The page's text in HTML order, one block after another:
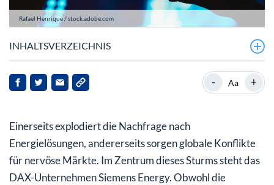
Rafael Henrique / stock.adobe.com
INHALTSVERZEICHNIS
Künstliche Intelligenz und Nahost-Konflikt als massive
Wachstumstreiber für Gasturbinen
Schifffahrt im Nahen Osten
Kursverluste trotz Rekordaufträgen: Wie steht es um
die Siemens Energy Aktie?
- Aa +
Einerseits explodiert die Nachfrage nach
Energielösungen, andererseits sorgen globale Konflikte
für nervöse Märkte. Im Zentrum dieses Sturms steht das
DAX-Unternehmen Siemens Energy. Obwohl die